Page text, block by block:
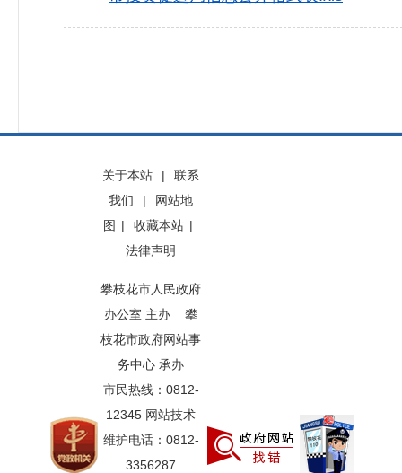
关于本站 |
联系
我们
|
网站地
图 | 收藏本站 |
法律声明
攀枝花市人民政府
办公室 主办 攀
枝花市政府网站事
务中心 承办
市民热线：0812-
12345 网站技术
维护电话：0812-
3356287